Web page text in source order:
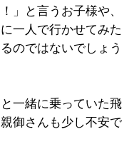
」と言うお子様や、
一人で行かせてみた
のではないでしょう
一緒に乗っていた飛
御さんも少し不安で